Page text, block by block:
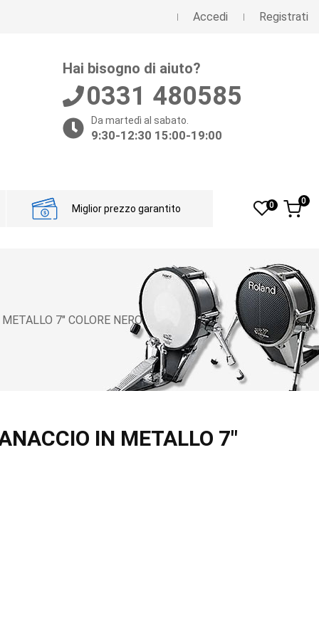
Accedi Registrati
Hai bisogno di aiuto?
0331 480585
Da martedì al sabato.
9:30-12:30 15:00-19:00
Miglior prezzo garantito 0 0
7" COLORE NERO
IN METALLO 7"